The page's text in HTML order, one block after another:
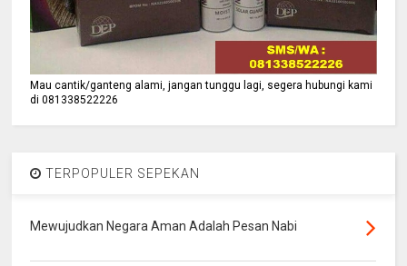
Mau cantik/ganteng alami, jangan tunggu lagi, segera hubungi kami
di 081338522226
TERPOPULER SEPEKAN
Mewujudkan Negara Aman Adalah Pesan Nabi